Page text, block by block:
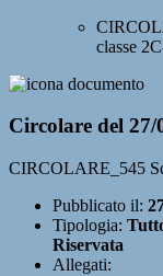
classe
Circolare del 27/
CIRCOLARE_545
Pubblicato il:
Tipologia:
Riservata
Allegati: